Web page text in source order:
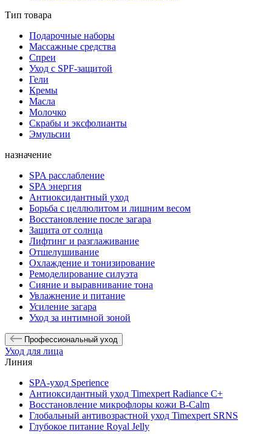
Тип товара
Подарочные наборы
Массажные средства
Спреи
Уход с SPF-защитой
Гели
Кремы
Масла
Молочко
Скрабы и эксфолианты
Эмульсии
назначение
SPA расслабление
SPA энергия
Антиоксидантный уход
Борьба с целлюлитом и лишним весом
Восстановление после загара
Защита от солнца
Лифтинг и разглаживание
Отшелушивание
Охлаждение и тонизирование
Ремоделирование силуэта
Сияние и выравнивание тона
Увлажнение и питание
Усиление загара
Уход за интимной зоной
Профессиональный уход
Уход для лица
Линия
SPA-уход Sperience
Антиоксидантный уход Timexpert Radiance C+
Восстановление микрофлоры кожи B-Calm
Глобальный антивозрастной уход Timexpert SRNS
Глубокое питание Royal Jelly